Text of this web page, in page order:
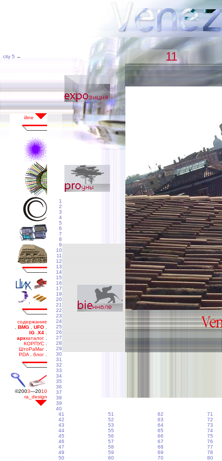
city 5 ← 11
1
2
3
4
5
6
7
8
9
10
11
12
13
14
15
16
17
19
20
21
22
23
24
25
26
27
28
29
30
31
32
33
34
35
36
37
38
39
40
41
42
43
44
45
46
47
49
50
51
52
53
55
56
57
58
59
60
62
63
64
65
66
67
68
69
70
71
72
73
74
75
76
77
78
80